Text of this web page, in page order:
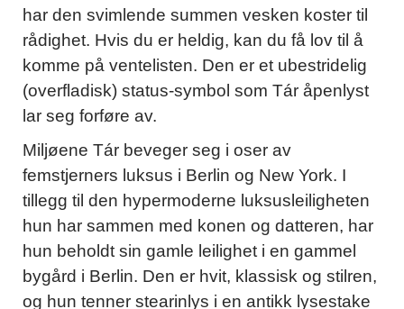
har den svimlende summen vesken koster til
rådighet. Hvis du er heldig, kan du få lov til å
komme på ventelisten. Den er et ubestridelig
(overfladisk) status-symbol som Tár åpenlyst
lar seg forføre av.
Miljøene Tár beveger seg i oser av
femstjerners luksus i Berlin og New York. I
tillegg til den hypermoderne luksusleiligheten
hun har sammen med konen og datteren, har
hun beholdt sin gamle leilighet i en gammel
bygård i Berlin. Den er hvit, klassisk og stilren,
og hun tenner stearinlys i en antikk lysestake